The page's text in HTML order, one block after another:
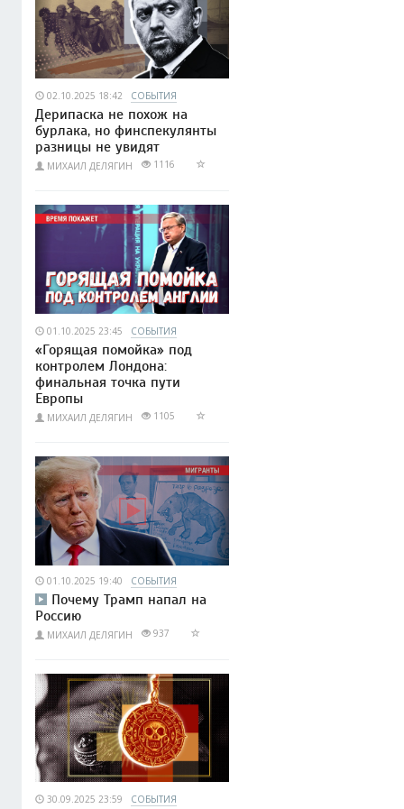
02.10.2025 18:42 СОБЫТИЯ
Дерипаска не похож на
бурлака, но финспекулянты
разницы не увидят
МИХАИЛ ДЕЛЯГИН 1116
01.10.2025 23:45 СОБЫТИЯ
«Горящая помойка» под
контролем Лондона:
финальная точка пути
Европы
МИХАИЛ ДЕЛЯГИН 1105
01.10.2025 19:40 СОБЫТИЯ
Почему Трамп напал на
Россию
МИХАИЛ ДЕЛЯГИН 937
30.09.2025 23:59 СОБЫТИЯ